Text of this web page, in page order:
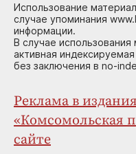
Использование
случае упоминания
информации.
В случае использования
активная
без заключения в no-
Реклама в
«Комсомольская
сайте